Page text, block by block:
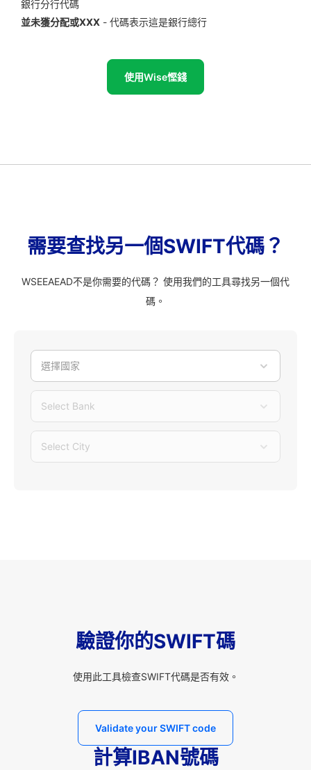
銀行分行代碼
並未獲分配或XXX - 代碼表示這是銀行總行
使用Wise慳錢
需要查找另一個SWIFT代碼？
WSEEAEAD不是你需要的代碼？ 使用我們的工具尋找另一個代
碼。
選擇國家
Select Bank
Select City
驗證你的SWIFT碼
使用此工具檢查SWIFT代碼是否有效。
Validate your SWIFT code
計算IBAN號碼